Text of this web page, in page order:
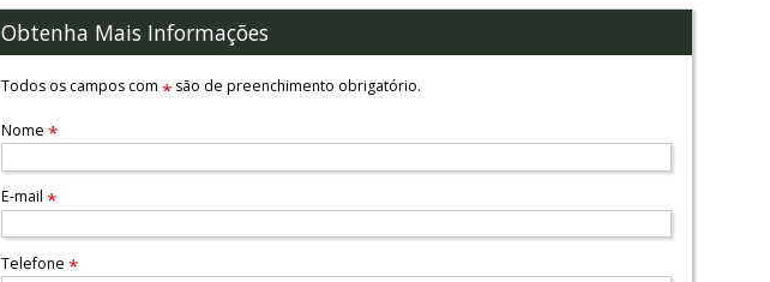
Obtenha Mais Informações
Todos os campos com *são de preenchimento obrigatório.
Nome *
E-mail *
Telefone *